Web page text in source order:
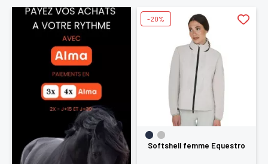
Softshell femme Equestro
-20%